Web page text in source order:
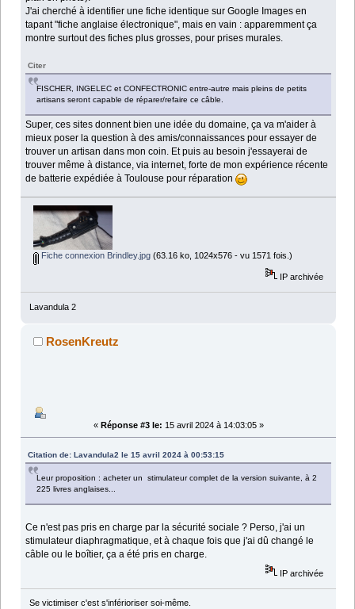
J'ai cherché à identifier une fiche identique sur Google Images en
tapant "fiche anglaise électronique", mais en vain : apparemment ça
montre surtout des fiches plus grosses, pour prises murales.
Citer
FISCHER, INGELEC et CONFECTRONIC entre-autre mais pleins de petits
artisans seront capable de réparer/refaire ce câble.
Super, ces sites donnent bien une idée du domaine, ça va m'aider à
mieux poser la question à des amis/connaissances pour essayer de
trouver un artisan dans mon coin. Et puis au besoin j'essayerai de
trouver même à distance, via internet, forte de mon expérience récente
de batterie expédiée à Toulouse pour réparation
Fiche connexion Brindley.jpg(63.16 ko, 1024x576 - vu 1571 fois.)
IP archivée
Lavandula 2
RosenKreutz
« Réponse #3 le: 15 avril 2024 à 14:03:05 »
Citation de: Lavandula2 le 15 avril 2024 à 00:53:15
Leur proposition : acheter un stimulateur complet de la version suivante, à 2
225 livres anglaises...
Ce n'est pas pris en charge par la sécurité sociale ? Perso, j'ai un
stimulateur diaphragmatique, et à chaque fois que j'ai dû changé le
câble ou le boîtier, ça a été pris en charge.
IP archivée
Se victimiser c'est s'inférioriser soi-même.